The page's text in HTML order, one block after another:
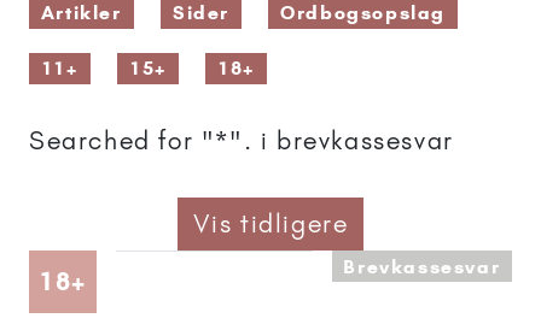
Artikler
Sider Ordbogsopslag
11+ 15+ 18+
Searched for "*". i brevkassesvar
Vis tidligere
18+ Artikler anbefalet til 18+Brevkassesvar